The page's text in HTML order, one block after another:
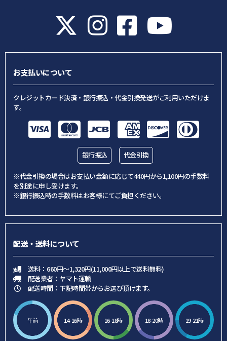
お支払いについて
クレジットカード決済・銀行振込・代金引換発送がご利用いただけま
す。
銀行振込 代金引換
※代金引換の場合はお支払い金額に応じて440円から1,100円の手数料
を別途に申し受けます。
※銀行振込時の手数料はお客様にてご負担ください。
配送・送料について
送料：660円～1,320円(11,000円以上で送料無料)
配送業者：ヤマト運輸
配送時間：下記時間帯からお選び頂けます。
午前 14-16時 16-18時 18-20時 19-21時